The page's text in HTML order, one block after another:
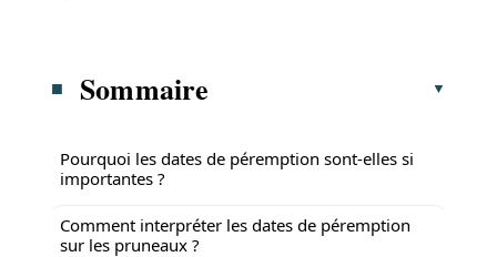
Sommaire
Pourquoi les dates de péremption sont-elles si
importantes ?
Comment interpréter les dates de péremption
sur les pruneaux ?